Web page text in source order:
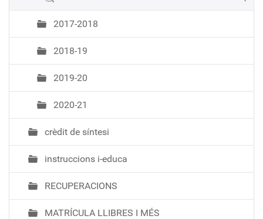
2017-2018
2018-19
2019-20
2020-21
crèdit de síntesi
instruccions i-educa
RECUPERACIONS
MATRÍCULA LLIBRES I MÉS